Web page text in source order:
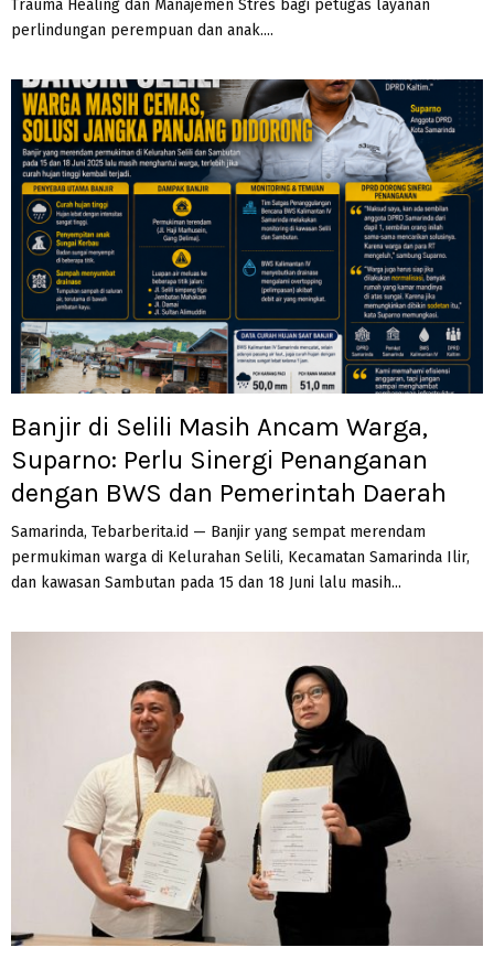
Trauma Healing dan Manajemen Stres bagi petugas layanan
perlindungan perempuan dan anak....
Banjir di Selili Masih Ancam Warga,
Suparno: Perlu Sinergi Penanganan
dengan BWS dan Pemerintah Daerah
Samarinda, Tebarberita.id — Banjir yang sempat merendam
permukiman warga di Kelurahan Selili, Kecamatan Samarinda Ilir,
dan kawasan Sambutan pada 15 dan 18 Juni lalu masih...